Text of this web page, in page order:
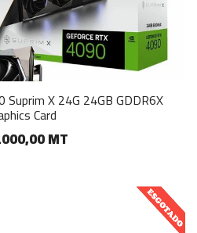
Suprim X 24G 24GB GDDR6X
Card
MT